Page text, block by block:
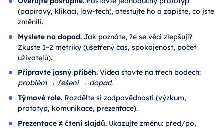
(papírový, klikací, low-tech), otestujte ho a zapište, co jste
změnili.
Myslete na dopad. Jak poznáte, že se věci zlepšují?
Zkuste 1–2 metriky (ušetřený čas, spokojenost, počet
uživatelů).
Připravte jasný příběh. Videa stavte na třech bodech:
problém → řešení → dopad.
Týmové role. Rozdělte si zodpovědnosti (výzkum,
prototyp, komunikace, prezentace).
Prezentace ≠ čtení slajdů. Ukazujte změnu: před/po,